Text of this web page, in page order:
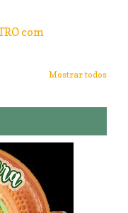
com
Mostrar todos